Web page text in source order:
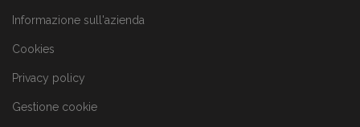
Informazione sull'azienda
Cookies
Privacy policy
Gestione cookie